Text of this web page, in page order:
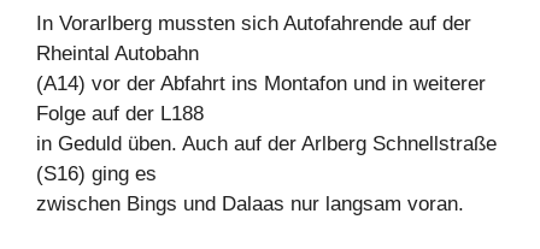
In Vorarlberg mussten sich Autofahrende auf der
Rheintal Autobahn
(A14) vor der Abfahrt ins Montafon und in weiterer
Folge auf der L188
in Geduld üben. Auch auf der Arlberg Schnellstraße
(S16) ging es
zwischen Bings und Dalaas nur langsam voran.